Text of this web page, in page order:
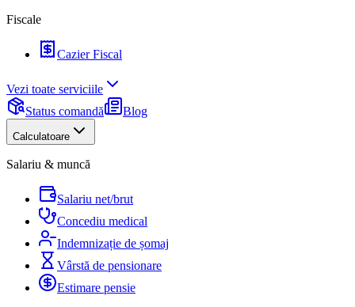
Fiscale
Cazier Fiscal
Vezi toate serviciile
Status comandă
Blog
Calculatoare
Salariu & muncă
Salariu net/brut
Concediu medical
Indemnizație de șomaj
Vârstă de pensionare
Estimare pensie